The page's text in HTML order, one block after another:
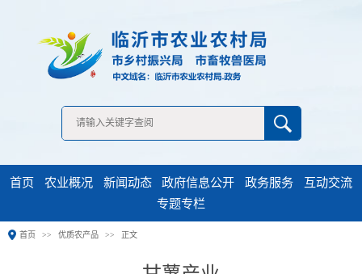
首页 农业概况 新闻动态 政府信息公开 政务服务
互动交流
专题专栏
首页 优质农产品 正文